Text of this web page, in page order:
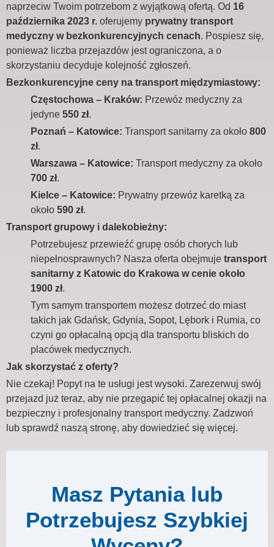
naprzeciw Twoim potrzebom z wyjątkową ofertą. Od 16
października 2023 r. oferujemy prywatny transport
medyczny w bezkonkurencyjnych cenach. Pospiesz się,
ponieważ liczba przejazdów jest ograniczona, a o
skorzystaniu decyduje kolejność zgłoszeń.
Bezkonkurencyjne ceny na transport międzymiastowy:
Częstochowa – Kraków: Przewóz medyczny za
jedyne 550 zł.
Poznań – Katowice: Transport sanitarny za około 800
zł.
Warszawa – Katowice: Transport medyczny za około
700 zł.
Kielce – Katowice: Prywatny przewóz karetką za
około 590 zł.
Transport grupowy i dalekobieżny:
Potrzebujesz przewieźć grupę osób chorych lub
niepełnosprawnych? Nasza oferta obejmuje transport
sanitarny z Katowic do Krakowa w cenie około
1900 zł.
Tym samym transportem możesz dotrzeć do miast
takich jak Gdańsk, Gdynia, Sopot, Lębork i Rumia, co
czyni go opłacalną opcją dla transportu bliskich do
placówek medycznych.
Jak skorzystać z oferty?
Nie czekaj! Popyt na te usługi jest wysoki. Zarezerwuj swój
przejazd już teraz, aby nie przegapić tej opłacalnej okazji na
bezpieczny i profesjonalny transport medyczny. Zadzwoń
lub sprawdź naszą stronę, aby dowiedzieć się więcej.
Masz Pytania lub
Potrzebujesz Szybkiej